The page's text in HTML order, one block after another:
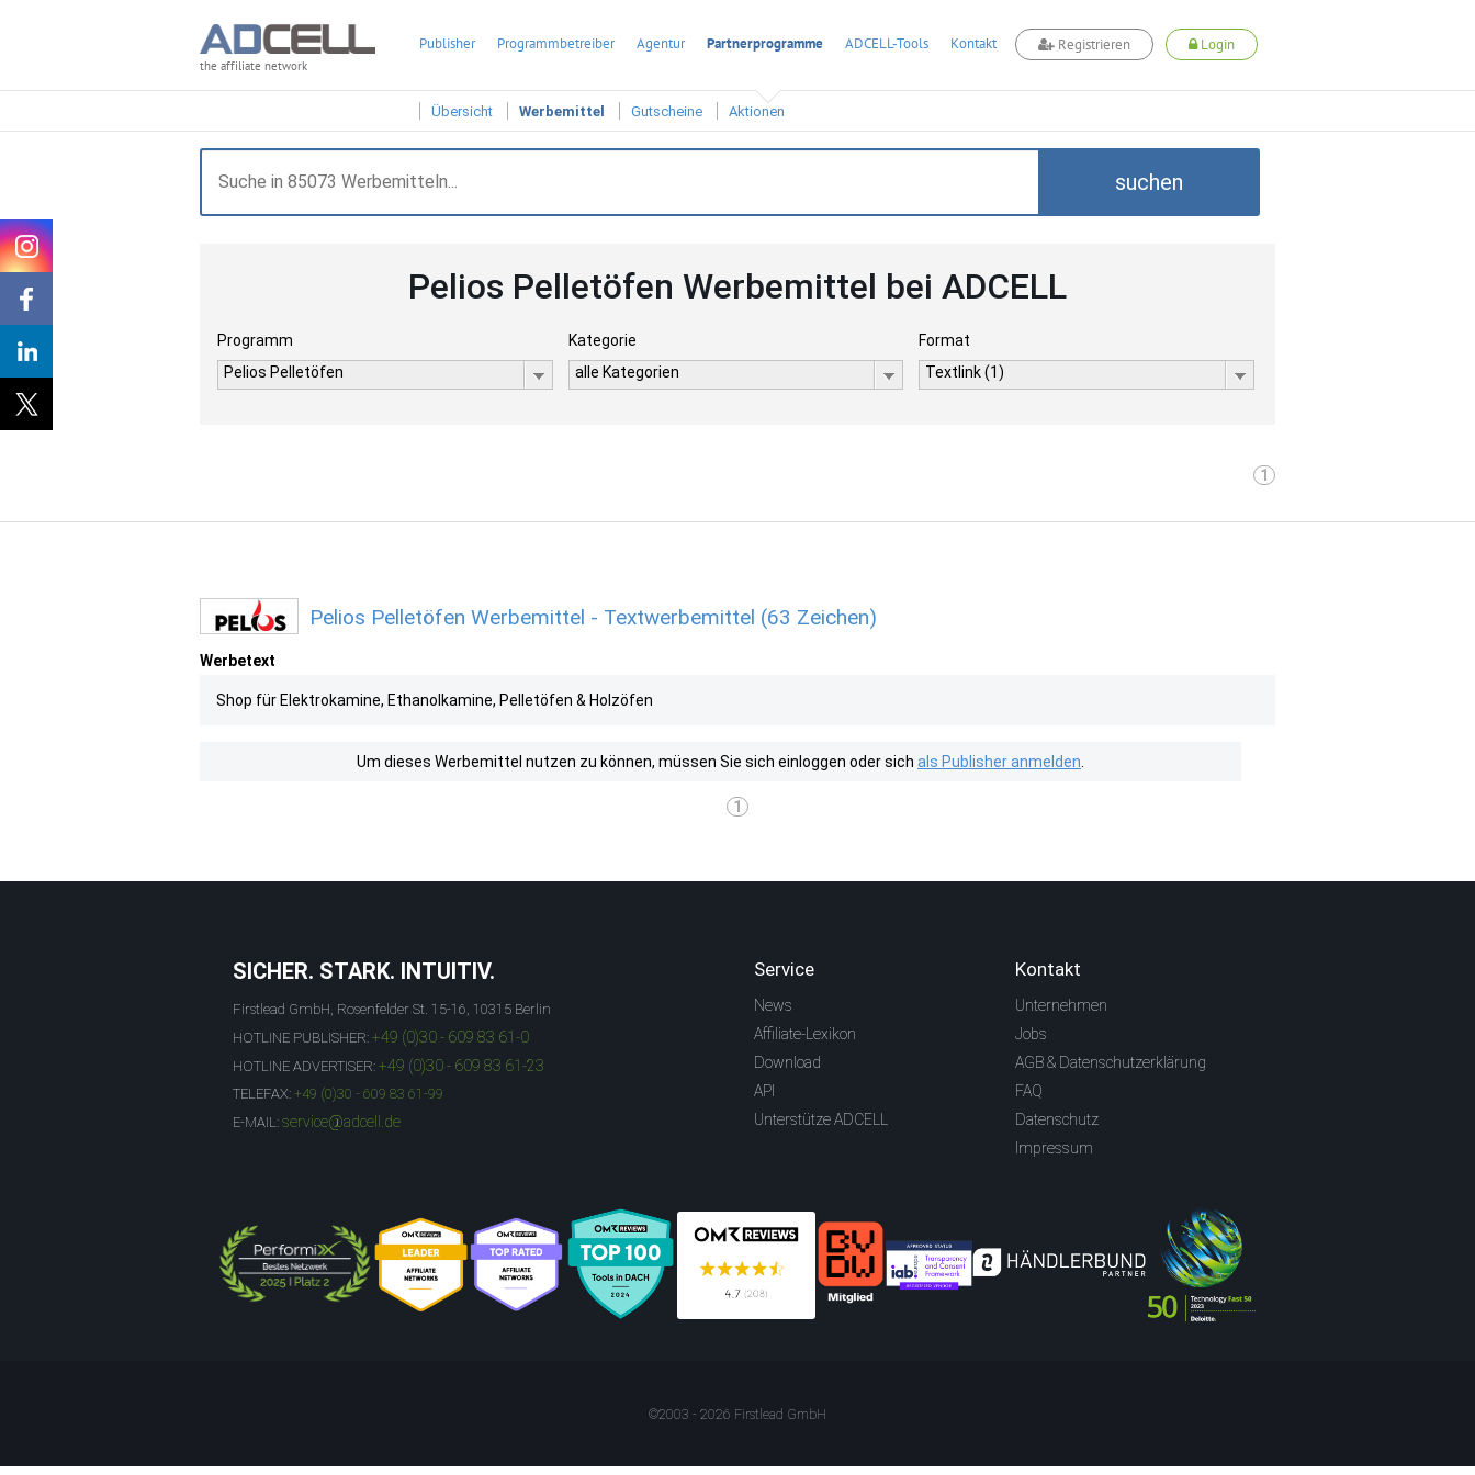
the affiliate network
Publisher Programmbetreiber Agentur Partnerprogramme ADCELL-Tools Kontakt Registrieren Login
Übersicht Werbemittel Gutscheine Aktionen
suchen
Pelios Pelletöfen Werbemittel bei ADCELL
Programm
Pelios Pelletöfen
Kategorie
alle Kategorien
Format
Textlink (1)
1
Pelios Pelletöfen Werbemittel - Textwerbemittel (63 Zeichen)
Werbetext
Shop für Elektrokamine, Ethanolkamine, Pelletöfen & Holzöfen
Um dieses Werbemittel nutzen zu können, müssen Sie sich einloggen oder sich als Publisher anmelden
1
SICHER. STARK. INTUITIV.
Firstlead GmbH, Rosenfelder St. 15-16, 10315 Berlin
HOTLINE PUBLISHER: +49 (0)30 - 609 83 61-0
HOTLINE ADVERTISER: +49 (0)30 - 609 83 61-23
TELEFAX: +49 (0)30 - 609 83 61-99
E-MAIL: service@adcell.de
Service
News
Affiliate-Lexikon
Download
API
Unterstütze ADCELL
Kontakt
Unternehmen
Jobs
AGB & Datenschutzerklärung
FAQ
Datenschutz
Impressum
©2003 - 2026 Firstlead GmbH